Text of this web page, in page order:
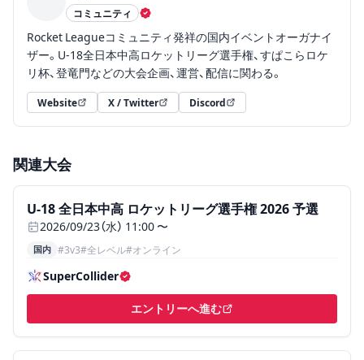
コミュニティ
認証済み主催者
Rocket Leagueコミュニティ発祥の国内イベントオーガナイ
ザー。U-18全日本中高ロケットリーグ選手権、すぱこらロケ
リ杯、登竜門などの大会企画、運営、配信に関わる。
Website
（新しいタブで開く）
X / Twitter
（新しいタブで開く）
Discord
（新しいタブで開く）
関連大会
募集中
ステータス:募集中、国内、3v3、全レベル、オンライン
U-18 全日本中高 ロケットリーグ選手権 2026 予選
2026/09/23（水） 11:00 〜
国内 #3v3#全レベル#オンライン
SuperCollider
認証済み主催者
エントリーへ進む
（新しいタブで開く）